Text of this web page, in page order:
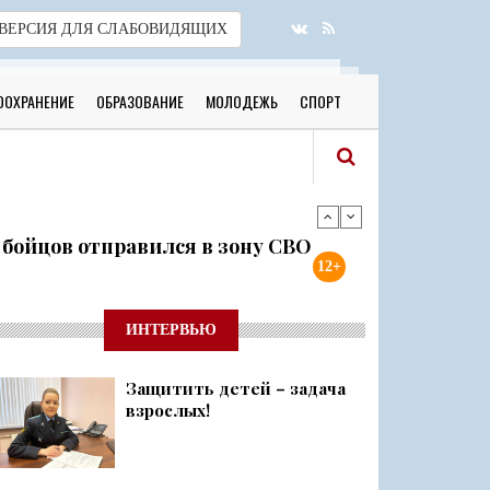
ДЛЯ СЛАБОВИДЯЩИХ
ОБРАЗОВАНИЕ МОЛОДЕЖЬ СПОРТ
отправился в зону СВО
к новому учебному году
о 500 днях стойкости и бое...
район
12+
ИНТЕРВЬЮ
Защитить детей – задача
взрослых!